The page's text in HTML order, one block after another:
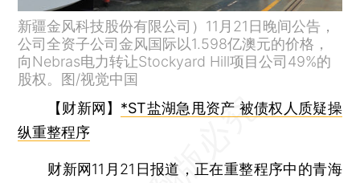
新疆金风科技股份有限公司）11月21日晚间公告，
公司全资子公司金风国际以1.598亿澳元的价格，
向Nebras电力转让Stockyard Hill项目公司49%的
股权。图/视觉中国
【财新网】 *ST盐湖急甩资产 被债权人质疑操
纵重整程序
财新网11月21日报道，正在重整程序中的青海